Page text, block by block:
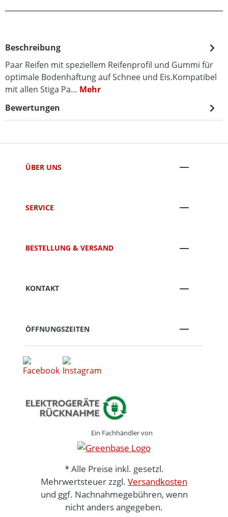
Beschreibung
Paar Reifen mit speziellem Reifenprofil und Gummi für
optimale Bodenhaftung auf Schnee und Eis.Kompatibel
mit allen Stiga Pa… Mehr
Bewertungen
ÜBER UNS
SERVICE
BESTELLUNG & VERSAND
KONTAKT
ÖFFNUNGSZEITEN
Ein Fachhändler von
* Alle Preise inkl. gesetzl.
Mehrwertsteuer zzgl. Versandkosten
und ggf. Nachnahmegebühren, wenn
nicht anders angegeben.